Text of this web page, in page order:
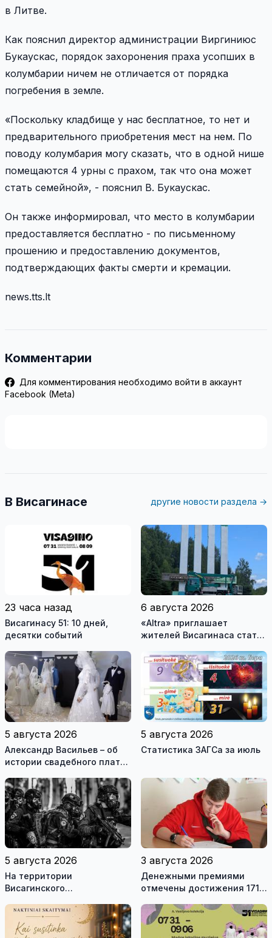
в Литве.
Как пояснил директор администрации Виргиниюс
Букаускас, порядок захоронения праха усопших в
колумбарии ничем не отличается от порядка
погребения в земле.
«Поскольку кладбище у нас бесплатное, то нет и
предварительного приобретения мест на нем. По
поводу колумбария могу сказать, что в одной нише
помещаются 4 урны с прахом, так что она может
стать семейной», - пояснил В. Букаускас.
Он также информировал, что место в колумбарии
предоставляется бесплатно - по письменному
прошению и предоставлению документов,
подтверждающих факты смерти и кремации.
news.tts.lt
Комментарии
Для комментирования необходимо войти в аккаунт
Facebook (Meta)
В Висагинасе другие новости раздела →
23 часа назад
Висагинасу 51: 10 дней,
десятки событий
6 августа 2026
«Altra» приглашает
жителей Висагинаса стать
обновлённой стелы
5 августа 2026
Александр Васильев – об
истории свадебного платья
истории моды (видео)
5 августа 2026
Статистика ЗАГСа за июль
5 августа 2026
На территории
Висагинского
международные
антитеррористические
3 августа 2026
Денежными премиями
отмечены достижения 171
трех педагогов